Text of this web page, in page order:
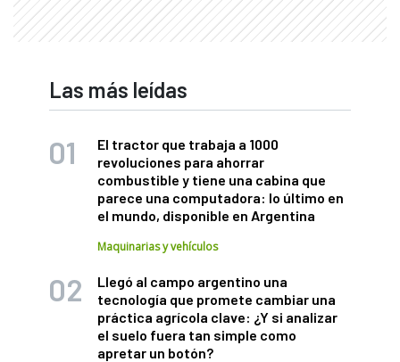
Las más leídas
El tractor que trabaja a 1000
revoluciones para ahorrar
combustible y tiene una cabina que
parece una computadora: lo último en
el mundo, disponible en Argentina
Maquinarias y vehículos
Llegó al campo argentino una
tecnología que promete cambiar una
práctica agrícola clave: ¿Y si analizar
el suelo fuera tan simple como
apretar un botón?